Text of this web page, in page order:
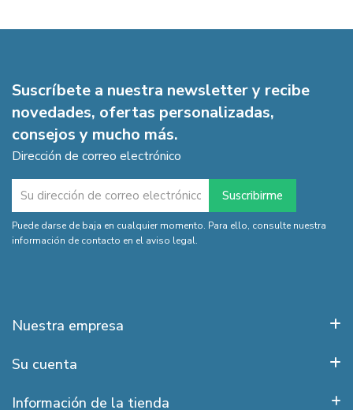
Suscríbete a nuestra newsletter y recibe
novedades, ofertas personalizadas,
consejos y mucho más.
Dirección de correo electrónico
Puede darse de baja en cualquier momento. Para ello, consulte nuestra
información de contacto en el aviso legal.
Nuestra empresa
Su cuenta
Información de la tienda